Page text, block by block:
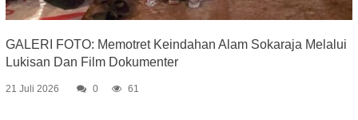
GALERI FOTO: Memotret Keindahan Alam Sokaraja Melalui
Lukisan Dan Film Dokumenter
21 Juli 2026 0 61